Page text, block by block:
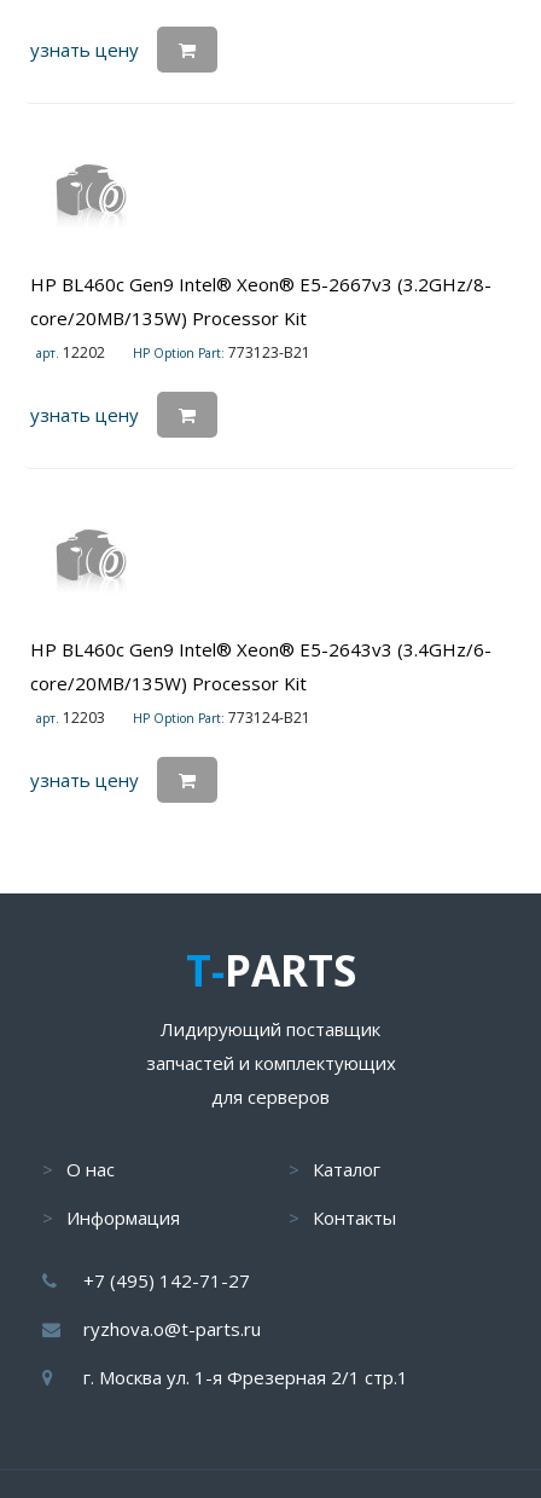
узнать цену
HP BL460c Gen9 Intel® Xeon® E5-2667v3 (3.2GHz/8-
core/20MB/135W) Processor Kit
арт. 12202 HP Option Part: 773123-B21
узнать цену
HP BL460c Gen9 Intel® Xeon® E5-2643v3 (3.4GHz/6-
core/20MB/135W) Processor Kit
арт. 12203 HP Option Part: 773124-B21
узнать цену
T-PARTS
Лидирующий поставщик
запчастей и комплектующих
для серверов
О нас
Информация
Каталог
Контакты
+7 (495) 142-71-27
ryzhova.o@t-parts.ru
г. Москва ул. 1-я Фрезерная 2/1 стр.1